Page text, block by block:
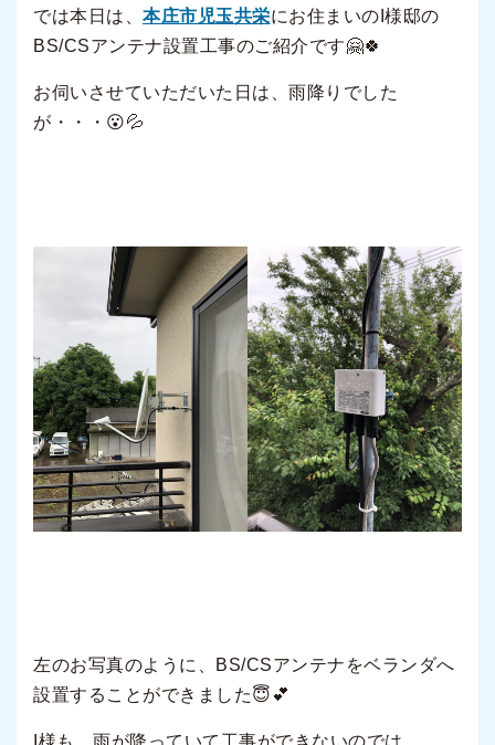
では本日は、 本庄市児玉共栄にお住まいのI様邸の
BS/CSアンテナ設置工事のご紹介です🤗🍀
お伺いさせていただいた日は、雨降りでした
が・・・😮💦
左のお写真のように、BS/CSアンテナをベランダへ
設置することができました😇💕